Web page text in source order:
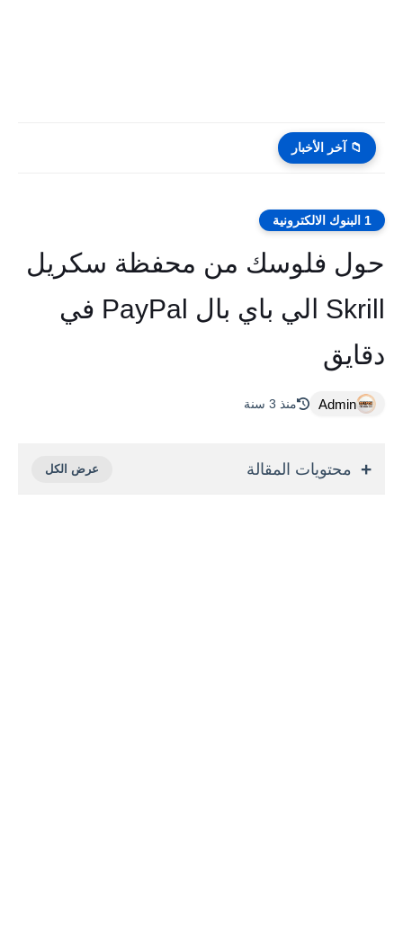
📁 آخر الأخبار
1 البنوك الالكترونية
حول فلوسك من محفظة سكريل
Skrill الي باي بال PayPal في
دقايق
Admin منذ 3 سنة
محتويات المقالة